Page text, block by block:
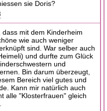
sie Doris?
mit dem Kinderheim
wie auch weniger
sind. War selber auch
und durfte zum Glück
und
Bin darum überzeugt,
Bereich viel gutes und
Kann mir natürlich auch
alle "Klosterfrauen" gleich